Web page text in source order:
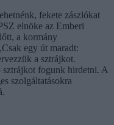
fekete zászlókat
elnöke az Emberi
a kormány
egy út maradt:
a sztrájkot.
sztrájkot fogunk hirdetni. A
szolgáltatásokra